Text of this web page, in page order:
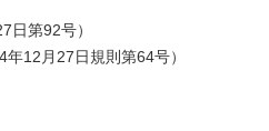
日第92号）
12月27日規則第64号）